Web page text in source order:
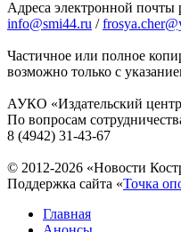
Адреса электронной почты
info@smi44.ru /
Частичное или полное
возможно только с
АУКО «Издательский
По вопросам
8 (4942) 31-43-67
© 2012-2026 «Новости
Поддержка сайта «Точка
Главная